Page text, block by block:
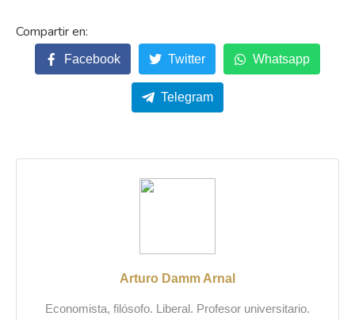
Facebook Twitter Whatsapp
Telegram
Arturo Damm Arnal
Economista, filósofo. Liberal. Profesor universitario.